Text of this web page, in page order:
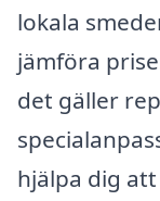
lokala
jämföra
det gäller
hjälpa dig